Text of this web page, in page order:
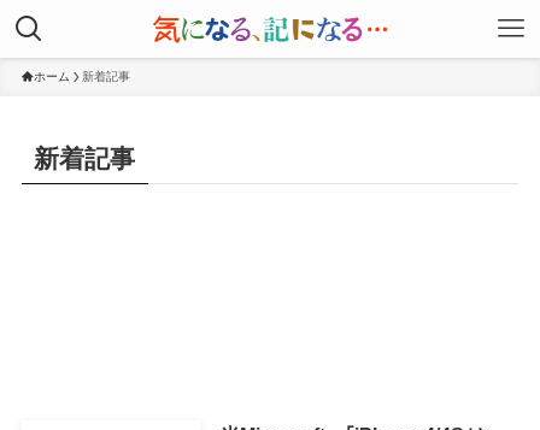
ホーム 新着記事
新着記事